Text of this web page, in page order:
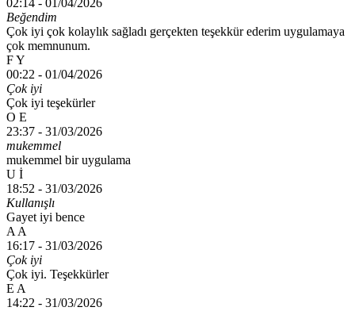
Beğendim
Çok iyi çok kolaylık sağladı gerçekten teşekkür ederim uygulamaya
çok memnunum.
F Y
00:22 - 01/04/2026
Çok iyi
Çok iyi teşekürler
O E
23:37 - 31/03/2026
mukemmel
mukemmel bir uygulama
U İ
18:52 - 31/03/2026
Kullanışlı
Gayet iyi bence
A A
16:17 - 31/03/2026
Çok iyi
Çok iyi. Teşekkürler
E A
14:22 - 31/03/2026